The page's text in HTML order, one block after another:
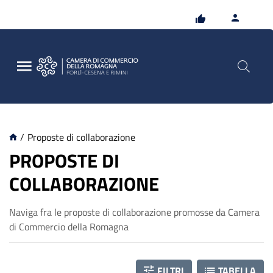
/ Proposte di collaborazione
C
o
l
PROPOSTE DI
COLLABORAZIONE
Naviga fra le proposte di collaborazione promosse da Camera
di Commercio della Romagna